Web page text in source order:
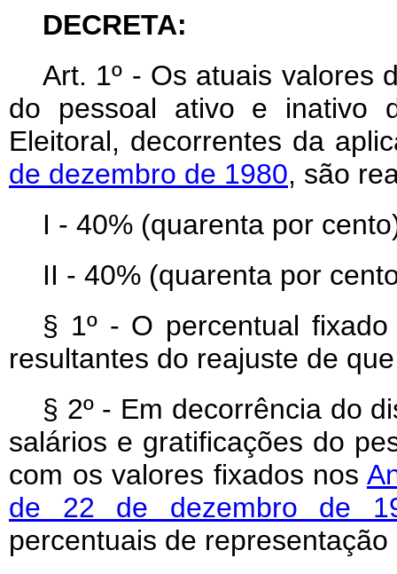
DECRETA:
Art. 1º - Os atuais valores
do pessoal ativo e inativo
Eleitoral, decorrentes da
de dezembro de 1980, são
I - 40% (quarenta por
II - 40% (quarenta por
§ 1º - O percentual
resultantes do reajuste de
§ 2º - Em decorrência do
salários e gratificações do
com os valores fixados nos
de 22 de dezembro de
percentuais de representação